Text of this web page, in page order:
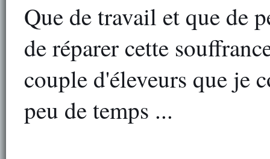
Que de travail et que de
de réparer cette
couple d'éleveurs que je
peu de temps ...